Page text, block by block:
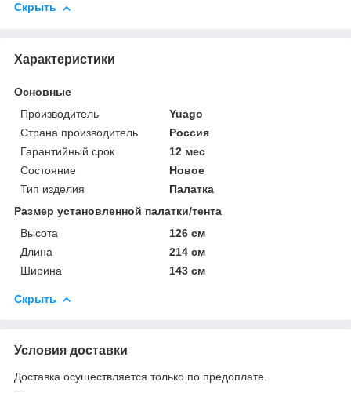
Скрыть
Характеристики
Основные
Производитель
Yuago
Страна производитель
Россия
Гарантийный срок
12 мес
Состояние
Новое
Тип изделия
Палатка
Размер установленной палатки/тента
Высота
126 см
Длина
214 см
Ширина
143 см
Скрыть
Условия доставки
Доставка осуществляется только по предоплате.